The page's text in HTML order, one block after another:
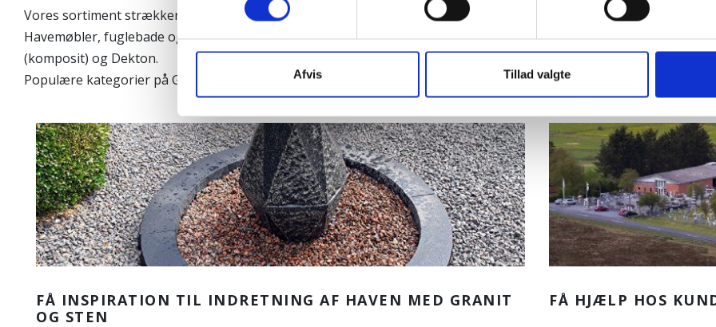
Afvis Tillad valgte
Vores sortiment strækker sig fra byggematerialer til det kunsteriske i form af skulpturer, figurer og meget
Havemøbler, fuglebade og rigtig mange andre spændende produkter i natursten. Vi producerer også
(komposit) og Dekton.
Populære kategorier på Granitbutikken.
FÅ INSPIRATION TIL INDRETNING AF HAVEN MED GRANIT
OG STEN
FÅ HJÆLP HOS